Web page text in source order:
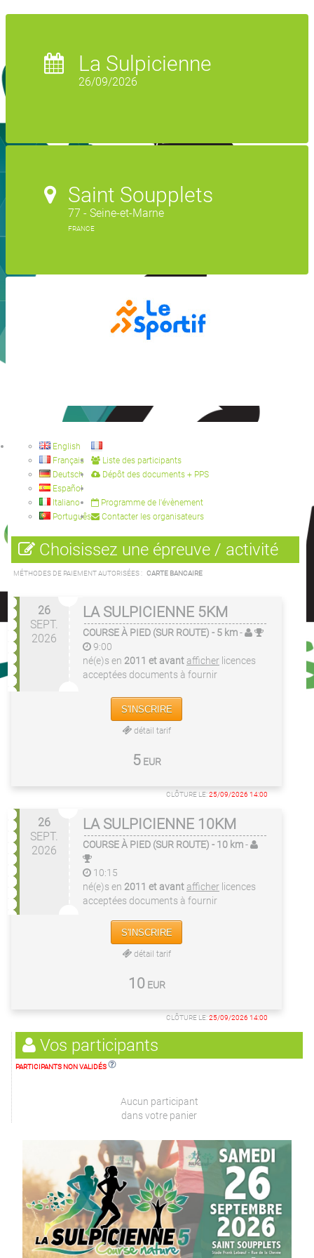
La Sulpicienne
26/09/2026
Saint Soupplets
77 - Seine-et-Marne
FRANCE
English
Français
Deutsch
Español
Italiano
Português
Liste des participants
Dépôt des documents + PPS
Programme de l'évènement
Contacter les organisateurs
Choisissez une épreuve / activité
MÉTHODES DE PAIEMENT AUTORISÉES : CARTE BANCAIRE
26
SEPT.
2026
LA SULPICIENNE 5KM
COURSE À PIED (SUR ROUTE) - 5 km-
9:00
né(e)s en 2011 et avantafficher licences
acceptées documents à fournir
S'INSCRIRE
détail tarif
5 EUR
CLÔTURE LE:25/09/2026 14:00
26
SEPT.
2026
LA SULPICIENNE 10KM
COURSE À PIED (SUR ROUTE) - 10 km-
10:15
né(e)s en 2011 et avantafficher licences
acceptées documents à fournir
S'INSCRIRE
détail tarif
10 EUR
CLÔTURE LE:25/09/2026 14:00
Vos participants
PARTICIPANTS NON VALIDÉS
Aucun participant
dans votre panier